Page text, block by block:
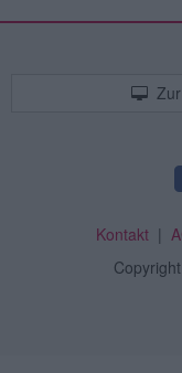
Kontakt|
Copyright